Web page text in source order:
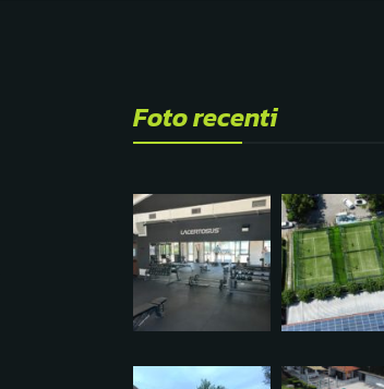
Foto recenti